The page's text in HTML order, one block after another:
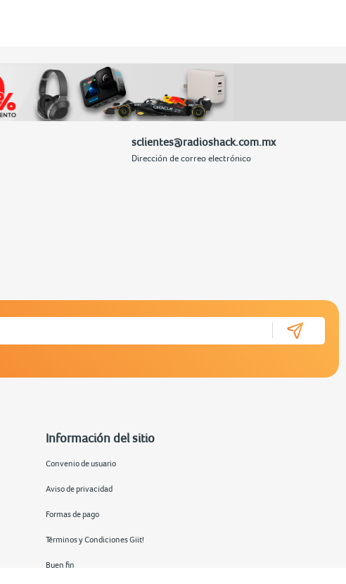
sclientes@radioshack.com.mx
Dirección de correo electrónico
Información del sitio
Convenio de usuario
Aviso de privacidad
Formas de pago
Términos y Condiciones Giit!
Buen fin